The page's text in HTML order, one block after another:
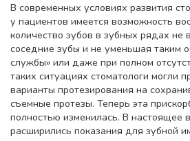
В современных условиях развития
у пациентов имеется возможность
количество зубов в зубных рядах не
соседние зубы и не уменьшая таким
службы» или даже при полном
таких ситуациях стоматологи могли
варианты протезирования на
съемные протезы. Теперь эта
полностью изменилась. В настоящее
расширились показания для зубной